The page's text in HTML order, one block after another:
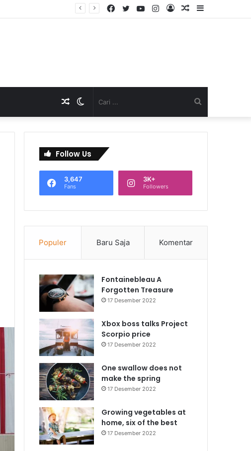
Sidebar
Artikel
Log
Instagram
YouTube
Twitter
Facebook
...
Switch
skin
Artikel
Acak
Follow Us
3,647
Fans
3K+
Followers
Populer Baru Saja Komentar
Fontainebleau A
Forgotten Treasure
17 Desember 2022
Xbox boss talks Project
Scorpio price
17 Desember 2022
One swallow does not
make the spring
17 Desember 2022
Growing vegetables at
home, six of the best
17 Desember 2022